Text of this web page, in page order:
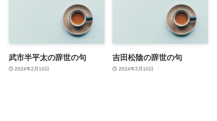
武市半平太の辞世の句
2024年2月10日
吉田松陰の辞世の句
2024年2月10日